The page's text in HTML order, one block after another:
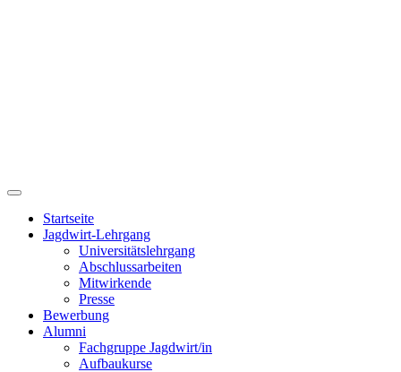
Startseite
Jagdwirt-Lehrgang
Universitätslehrgang
Abschlussarbeiten
Mitwirkende
Presse
Bewerbung
Alumni
Fachgruppe Jagdwirt/in
Aufbaukurse